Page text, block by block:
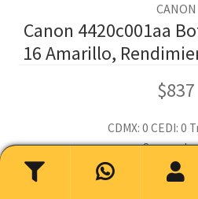
CANON
Canon 4420c001aa
16 Amarillo,
$837
CDMX: 0 CEDI: 0
2 en
Buscar
Buscar